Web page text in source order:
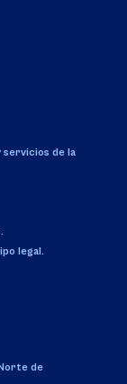
de la
legal.
de